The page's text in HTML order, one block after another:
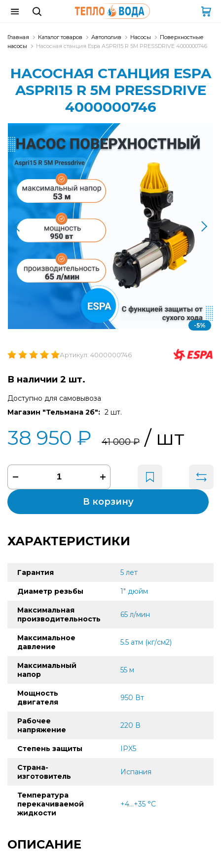
Главная Каталог товаров Автополив Насосы
Поверхностные
насосы
Насосная станция Espa ASPRI15 R 5M PRESSDRIVE 4000000746
НАСОСНАЯ СТАНЦИЯ ESPA
ASPRI15 R 5M PRESSDRIVE
4000000746
-5%
Артикул: 4000000746
В наличии 2 шт.
Доступно для самовывоза
Магазин "Тельмана 2б": 2 шт.
38 950 ₽ 41 000 ₽ / шт
В корзину
ХАРАКТЕРИСТИКИ
Гарантия 5 лет
Диаметр резьбы 1" дюйм
Максимальная
производительность
65 л/мин
Максимальное
давление
5.5 атм (кг/см2)
Максимальный
напор
55 м
Мощность
двигателя
950 Вт
Рабочее
напряжение
220 В
Степень защиты IPX5
Страна-
изготовитель
Испания
Температура
перекачиваемой
жидкости
+4...+35 °C
ОПИСАНИЕ